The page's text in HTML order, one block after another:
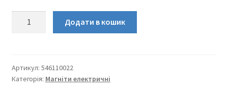
ПВ-100%
кількість
Додати в кошик
Артикул: 546110022
Категорія: Магніти електричні